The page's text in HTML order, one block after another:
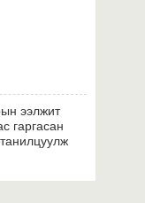
ээлжит
гаргасан